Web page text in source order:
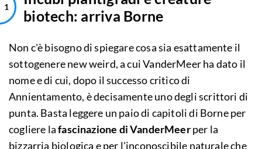
biotech: arriva Borne
Non c'è bisogno di spiegare cosa sia esattamente il
sottogenere new weird, a cui VanderMeer ha dato il
nome e di cui, dopo il successo critico di
Annientamento, è decisamente uno degli scrittori di
punta. Basta leggere un paio di capitoli di Borne per
cogliere lafascinazione di VanderMeerper la
bizzarria biologica e per l'inconoscibile naturale che